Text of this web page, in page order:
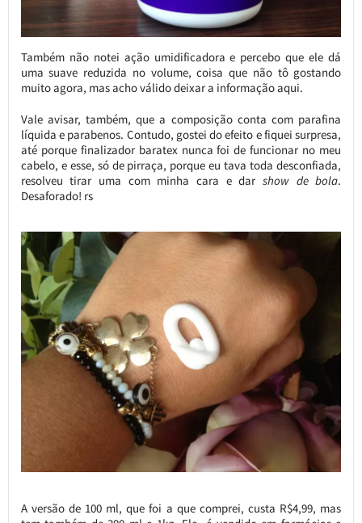
Também não notei ação umidificadora e percebo que ele dá
uma suave reduzida no volume, coisa que não tô gostando
muito agora, mas acho válido deixar a informação aqui.
Vale avisar, também, que a composição conta com parafina
líquida e parabenos. Contudo, gostei do efeito e fiquei surpresa,
até porque finalizador baratex nunca foi de funcionar no meu
cabelo, e esse, só de pirraça, porque eu tava toda desconfiada,
resolveu tirar uma com minha cara e dar show de bola.
Desaforado! rs
A versão de 100 ml, que foi a que comprei, custa R$4,99, mas